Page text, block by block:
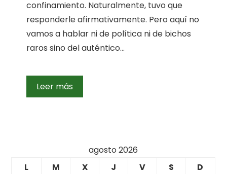
confinamiento. Naturalmente, tuvo que
responderle afirmativamente. Pero aquí no
vamos a hablar ni de política ni de bichos
raros sino del auténtico…
Leer más
agosto 2026
L
M X J V S
D